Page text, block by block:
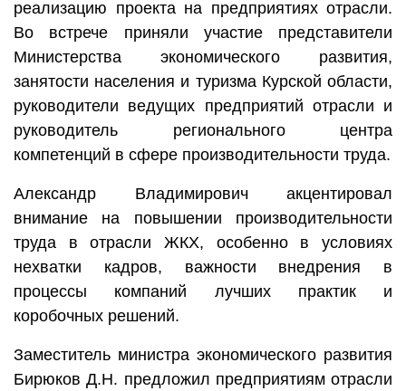
реализацию проекта на предприятиях отрасли.
Во встрече приняли участие представители
Министерства экономического развития,
занятости населения и туризма Курской области,
руководители ведущих предприятий отрасли и
руководитель регионального центра
компетенций в сфере производительности труда.
Александр Владимирович акцентировал
внимание на повышении производительности
труда в отрасли ЖКХ, особенно в условиях
нехватки кадров, важности внедрения в
процессы компаний лучших практик и
коробочных решений.
Заместитель министра экономического развития
Бирюков Д.Н. предложил предприятиям отрасли